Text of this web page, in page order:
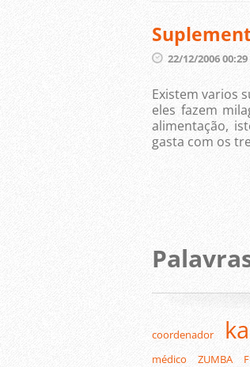
22/12/2006 00:29
Existem varios
eles fazem
alimentação,
gasta com os
coordenador
médico
ZUMBA